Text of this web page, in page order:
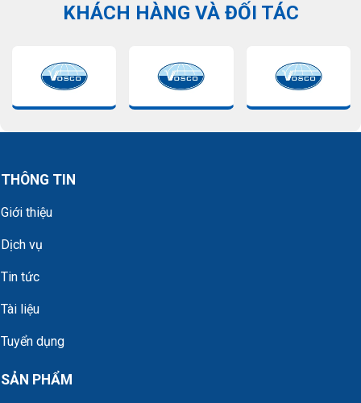
KHÁCH HÀNG VÀ ĐỐI TÁC
THÔNG TIN
Giới thiệu
Dịch vụ
Tin tức
Tài liệu
Tuyển dụng
SẢN PHẨM